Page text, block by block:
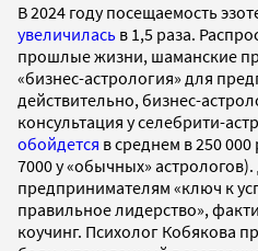
В 2024 году посещаемость
увеличилась в 1,5 раза.
прошлые жизни, шаманские
«бизнес-астрология» для
действительно, бизнес-
консультация у селебрити-
обойдется в среднем в 250
7000 у «обычных»
предпринимателям «ключ к
правильное лидерство»,
коучинг. Психолог Кобякова